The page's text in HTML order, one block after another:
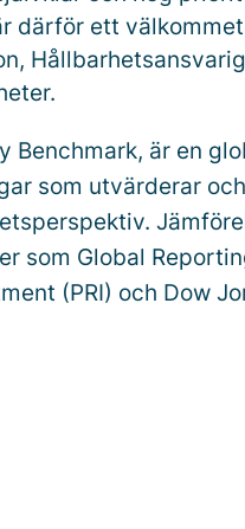
därför ett
Benchmark, är en
som utvärderar
som Global
(PRI) och Dow